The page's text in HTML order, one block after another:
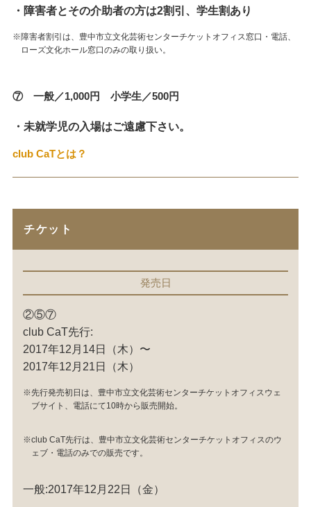
・障害者とその介助者の方は2割引、学生割あり
※障害者割引は、豊中市立文化芸術センターチケットオフィス窓口・電話、
ローズ文化ホール窓口のみの取り扱い。
⑦ 一般／1,000円 小学生／500円
・未就学児の入場はご遠慮下さい。
club CaTとは？
チケット
発売日
②⑤⑦
club CaT先行:
2017年12月14日（木）〜
2017年12月21日（木）
※先行発売初日は、豊中市立文化芸術センターチケットオフィスウェ
ブサイト、電話にて10時から販売開始。
※club CaT先行は、豊中市立文化芸術センターチケットオフィスのウ
ェブ・電話のみでの販売です。
一般:2017年12月22日（金）